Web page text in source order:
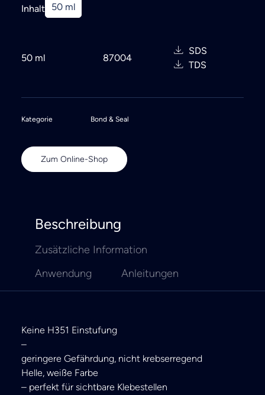
Inhalt 50 ml
50 ml 87004
SDS
TDS
Kategorie Bond & Seal
Zum Online-Shop
Beschreibung
Zusätzliche Information
Anwendung
Anleitungen
Keine H351 Einstufung
–
geringere Gefährdung, nicht krebserregend
Helle, weiße Farbe
– perfekt für sichtbare Klebestellen